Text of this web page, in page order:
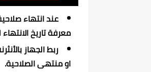
عند انتهاء
معرفة تاريخ
ربط الجهاز
او منتهى الصلاحية.